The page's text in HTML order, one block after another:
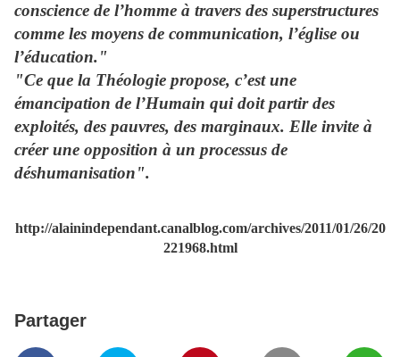
conscience de l’homme à travers des superstructures
comme les moyens de communication, l’église ou
l’éducation."
"Ce que la Théologie propose, c’est une
émancipation de l’Humain qui doit partir des
exploités, des pauvres, des marginaux. Elle invite à
créer une opposition à un processus de
déshumanisation".
http://alainindependant.canalblog.com/archives/2011/01/26/20
221968.html
Partager